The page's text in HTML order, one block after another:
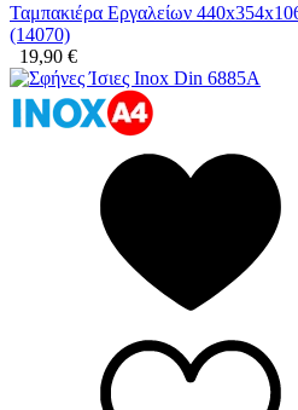
Ταμπακιέρα Εργαλείων
(14070)
19,90 €